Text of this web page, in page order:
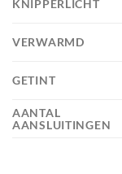
KNIPPERLICHT
VERWARMD
GETINT
AANTAL
AANSLUITINGEN